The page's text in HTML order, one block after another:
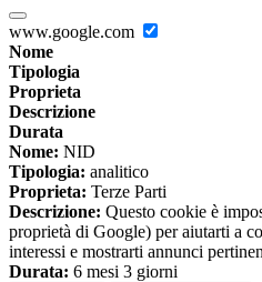
www.google.com
Nome
Tipologia
Proprieta
Descrizione
Durata
Nome: NID
Tipologia: analitico
Proprieta: Terze Parti
Descrizione: Questo cookie è
proprietà di Google) per aiutarti a
interessi e mostrarti annunci
Durata: 6 mesi 3 giorni